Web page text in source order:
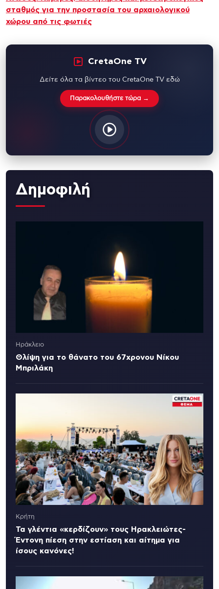
σταθμός για την προστασία του αρχαιολογικού
χώρου από τις φωτιές
CretaOne TV
Δείτε όλα τα βίντεο του CretaOne TV εδώ
Παρακολουθήστε τώρα →
Δημοφιλή
Ηράκλειο
Θλίψη για το θάνατο του 67χρονου Νίκου
Μπριλάκη
Κρήτη
Τα γλέντια «κερδίζουν» τους Ηρακλειώτες-
Έντονη πίεση στην εστίαση και αίτημα για
ίσους κανόνες!